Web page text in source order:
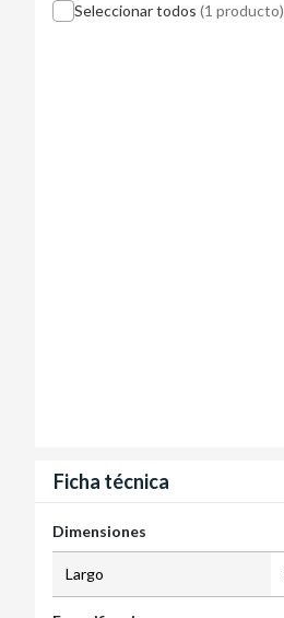
Seleccionar todos (1 producto)
Ficha técnica
Dimensiones
Largo